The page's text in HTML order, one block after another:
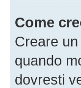
Come
Creare
quando
dovresti